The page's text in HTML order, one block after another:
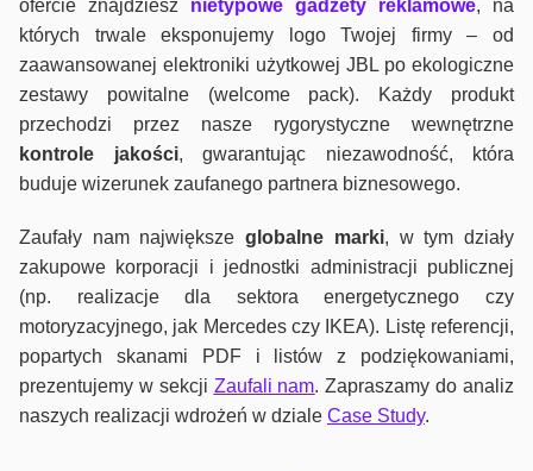
ofercie znajdziesz nietypowe gadżety reklamowe, na
których trwale eksponujemy logo Twojej firmy – od
zaawansowanej elektroniki użytkowej JBL po ekologiczne
zestawy powitalne (welcome pack). Każdy produkt
przechodzi przez nasze rygorystyczne wewnętrzne
kontrole jakości, gwarantując niezawodność, która
buduje wizerunek zaufanego partnera biznesowego.
Zaufały nam największeglobalne marki, w tym działy
zakupowe korporacji i jednostki administracji publicznej
(np. realizacje dla sektora energetycznego czy
motoryzacyjnego, jak Mercedes czy IKEA). Listę referencji,
popartych skanami PDF i listów z podziękowaniami,
prezentujemy w sekcji Zaufali nam. Zapraszamy do analiz
naszych realizacji wdrożeń w dziale Case Study.